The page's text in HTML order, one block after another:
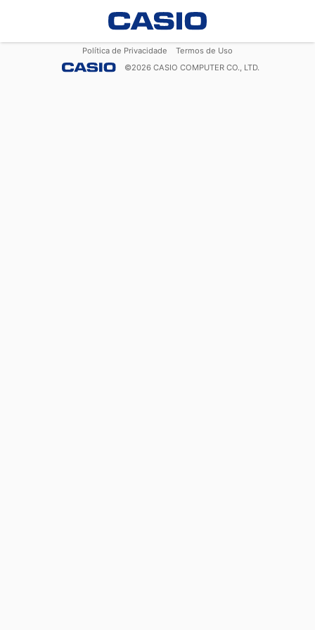
Política de Privacidade
Termos de Uso
©2026 CASIO COMPUTER CO., LTD.